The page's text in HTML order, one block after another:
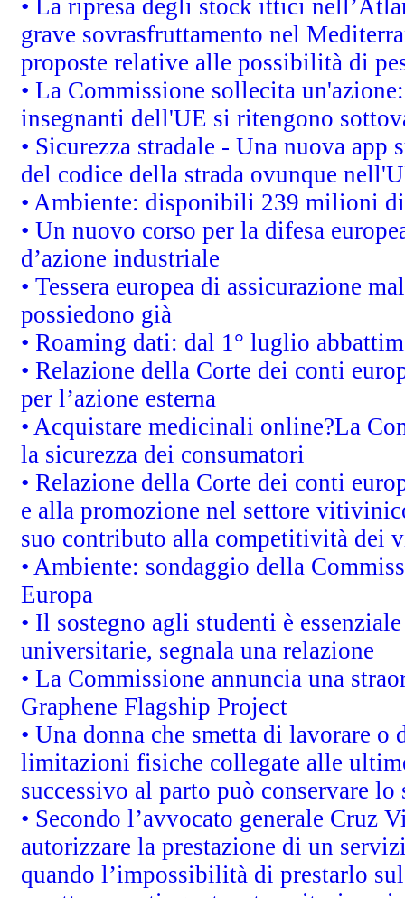
• La ripresa degli stock ittici
grave sovrasfruttamento nel
proposte relative alle possibilità di
• La Commissione sollecita
insegnanti dell'UE si ritengono
• Sicurezza stradale - Una nuova
del codice della strada ovunque
• Ambiente: disponibili 239 milioni
• Un nuovo corso per la difesa
d’azione industriale
• Tessera europea di assicurazione
possiedono già
• Roaming dati: dal 1° luglio
• Relazione della Corte dei conti
per l’azione esterna
• Acquistare medicinali online?La
la sicurezza dei consumatori
• Relazione della Corte dei conti
e alla promozione nel settore
suo contributo alla competitività dei
• Ambiente: sondaggio della
Europa
• Il sostegno agli studenti è
universitarie, segnala una relazione
• La Commissione annuncia una
Graphene Flagship Project
• Una donna che smetta di lavorare
limitazioni fisiche collegate alle
successivo al parto può conservare
• Secondo l’avvocato generale Cruz
autorizzare la prestazione di un
quando l’impossibilità di prestarlo